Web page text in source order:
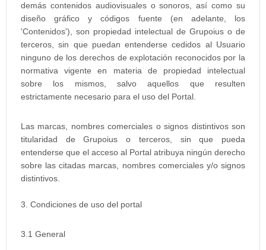
demás contenidos audiovisuales o sonoros, así como su
diseño gráfico y códigos fuente (en adelante, los
'Contenidos'), son propiedad intelectual de Grupoius o de
terceros, sin que puedan entenderse cedidos al Usuario
ninguno de los derechos de explotación reconocidos por la
normativa vigente en materia de propiedad intelectual
sobre los mismos, salvo aquellos que resulten
estrictamente necesario para el uso del Portal.
Las marcas, nombres comerciales o signos distintivos son
titularidad de Grupoius o terceros, sin que pueda
entenderse que el acceso al Portal atribuya ningún derecho
sobre las citadas marcas, nombres comerciales y/o signos
distintivos.
3. Condiciones de uso del portal
3.1 General